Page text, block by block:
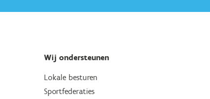
Wij ondersteunen
Lokale besturen
Sportfederaties